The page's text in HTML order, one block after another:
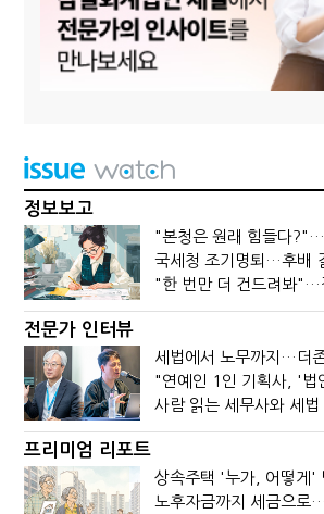
정보보고
전문가 인터뷰
프리미엄 리포트